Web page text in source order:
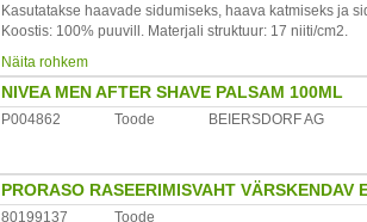
Kasutatakse haavade sidumiseks, haava katmiseks ja
Koostis: 100% puuvill. Materjali struktuur: 17 niiti/cm2.
Näita rohkem
NIVEA MEN AFTER SHAVE PALSAM 100ML
P004862 Toode BEIERSDORF AG
PRORASO RASEERIMISVAHT VÄRSKENDAV
80199137 Toode